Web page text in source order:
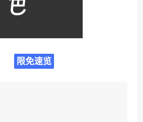
限免速览